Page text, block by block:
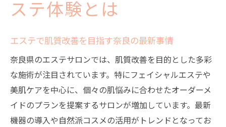
ステ体験とは
エステで肌質改善を目指す奈良の最新事情
奈良県のエステサロンでは、肌質改善を目的とした多彩
な施術が注目されています。特にフェイシャルエステや
美肌ケアを中心に、個々の肌悩みに合わせたオーダーメ
イドのプランを提案するサロンが増加しています。最新
機器の導入や自然派コスメの活用がトレンドとなってお